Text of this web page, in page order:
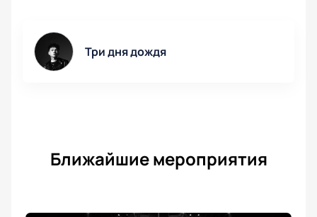
Три дня дождя
Ближайшие мероприятия